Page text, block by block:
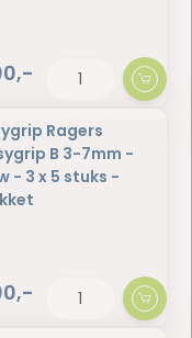
Ragers
B 3-7mm -
- 3 x 5 stuks -